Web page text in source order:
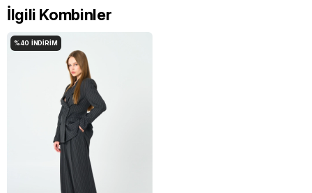
İlgili Kombinler
%40 İNDIRIM